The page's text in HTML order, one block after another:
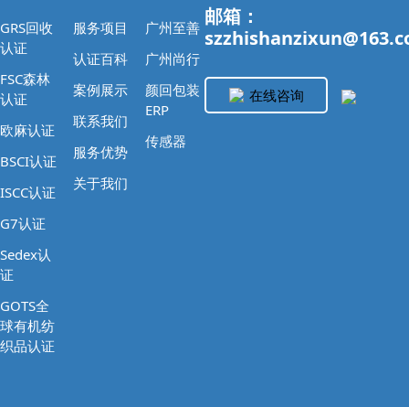
GRS回收
认证
FSC森林
认证
欧麻认证
BSCI认证
ISCC认证
G7认证
Sedex认
证
GOTS全
球有机纺
织品认证
服务项目
认证百科
案例展示
联系我们
服务优势
关于我们
广州至善
广州尚行
颜回包装
ERP
传感器
邮箱：
在线咨询